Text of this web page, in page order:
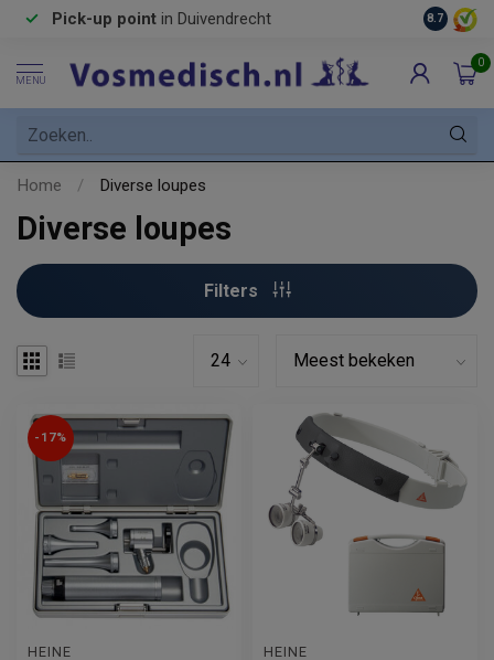
Pick-up point in Duivendrecht 8.7
MENU
0
Home / Diverse loupes
Diverse loupes
Filters
-17%
HEINE HEINE